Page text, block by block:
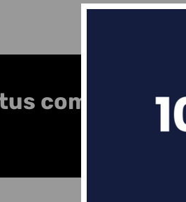
compras con